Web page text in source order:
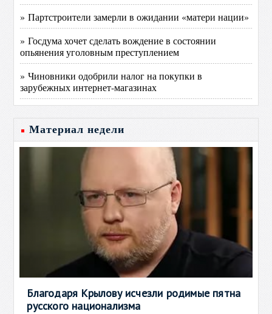
» Партстроители замерли в ожидании «матери нации»
» Госдума хочет сделать вождение в состоянии
опьянения уголовным преступлением
» Чиновники одобрили налог на покупки в
зарубежных интернет-магазинах
Материал недели
Благодаря Крылову исчезли родимые пятна
русского национализма